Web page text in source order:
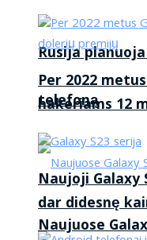
Rusija
telefoną
Naujuose
Per 2022
hakeriams 12
Naujoji Galaxy
dar didesnę